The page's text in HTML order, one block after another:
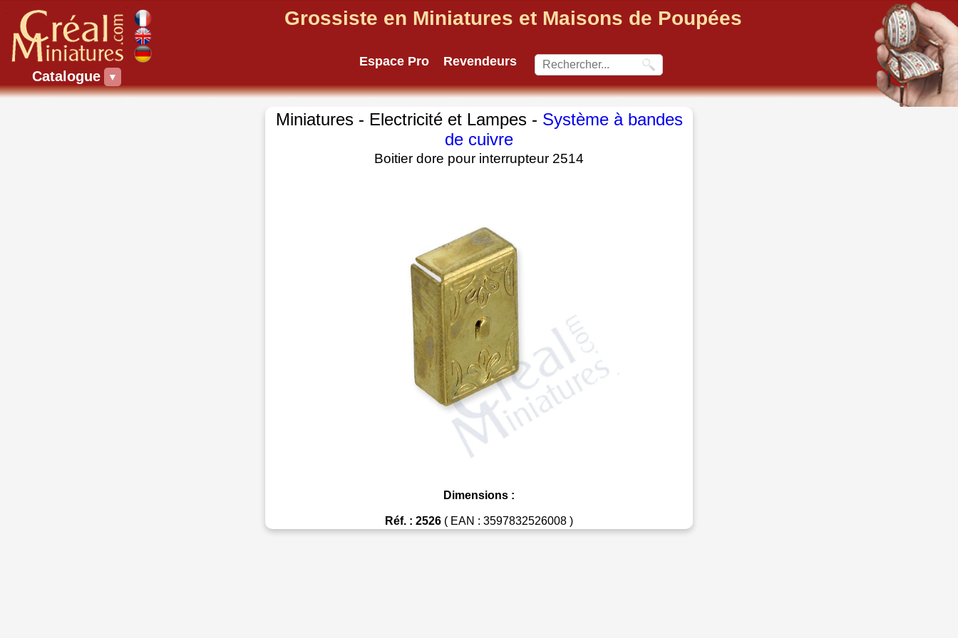
Catalogue ▼
Grossiste en Miniatures et Maisons de Poupées
Espace Pro Revendeurs
Miniatures - Electricité et Lampes - Système à bandes
de cuivre
Boitier dore pour interrupteur 2514
Dimensions :
Réf. : 2526 ( EAN : 3597832526008 )